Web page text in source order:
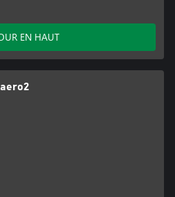
EN HAUT